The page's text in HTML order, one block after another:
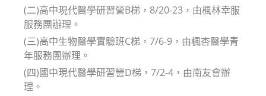
(二)高中現代醫學研習營B梯，8/20-23，由楓林幸服
服務團辦理。
(三)高中生物醫學實驗班C梯，7/6-9，由楓杏醫學青
年服務團辦理。
(四)國中現代醫學研習營D梯，7/2-4，由南友會辦
理。